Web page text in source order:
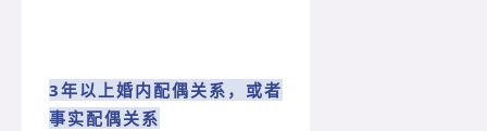
3年以上婚内配偶关系，或者
事实配偶关系